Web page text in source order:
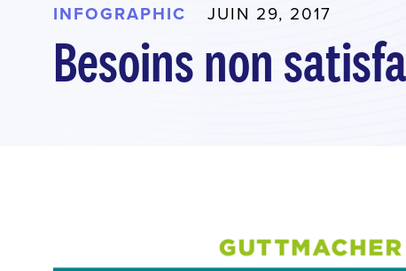
INFOGRAPHIC JUIN 29, 2017
Besoins non